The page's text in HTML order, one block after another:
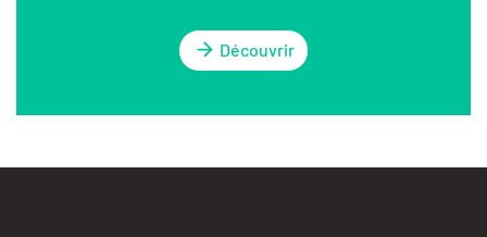
Découvrir